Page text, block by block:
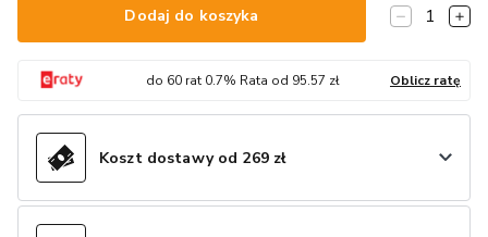
Dodaj do koszyka 1
do 60 rat 0.7% Rata od 95.57 zł Oblicz ratę
Koszt dostawy od 269 zł